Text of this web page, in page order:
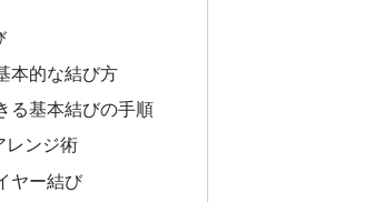
本的な結び方
る基本結びの手順
レンジ術
ヤー結び